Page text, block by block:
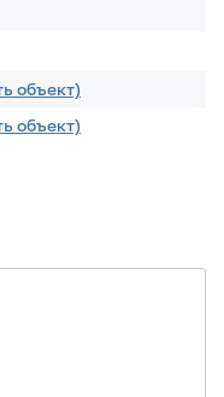
объект)
объект)